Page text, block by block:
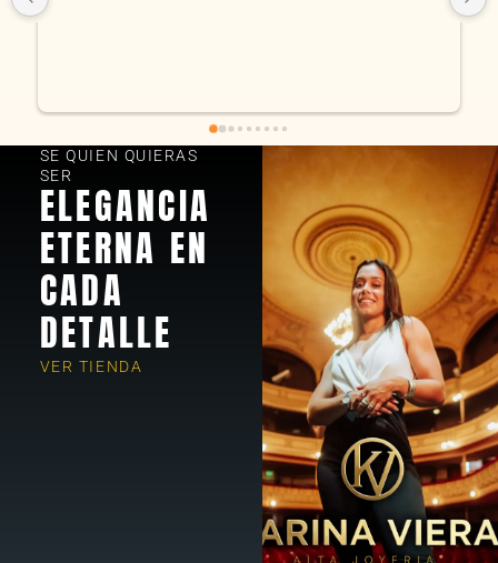
SE QUIEN QUIERAS
SER
ELEGANCIA
ETERNA EN
CADA
DETALLE
VER TIENDA